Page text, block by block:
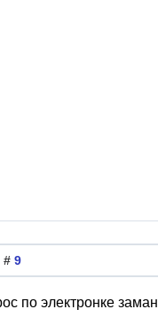
# 9
по электронке